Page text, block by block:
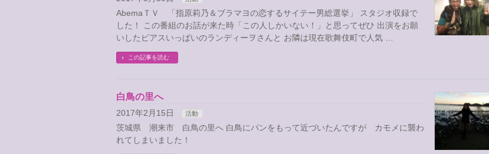
AbemaＴＶ 「指原莉乃＆ブラマヨの恋するサイテー男総選挙」 スタジオ収録で
した！ この番組のお話が来た時「この人しかいない！」と思ってぜひ 出演をお願
いしたピアスいっぱいのランディーヲさんと お隣は現在歌舞伎町で人気 …
この記事を読む
白鳥の里へ
2017年2月15日 活動
茨城県 潮来市 白鳥の里へ 白鳥にパンをもって近づいたんですが カモメに襲わ
れてしまいました！